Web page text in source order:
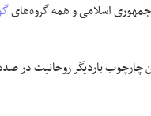
جمهوری اسلامی و همه گروه‌های
چارچوب باردیگر روحانیت در